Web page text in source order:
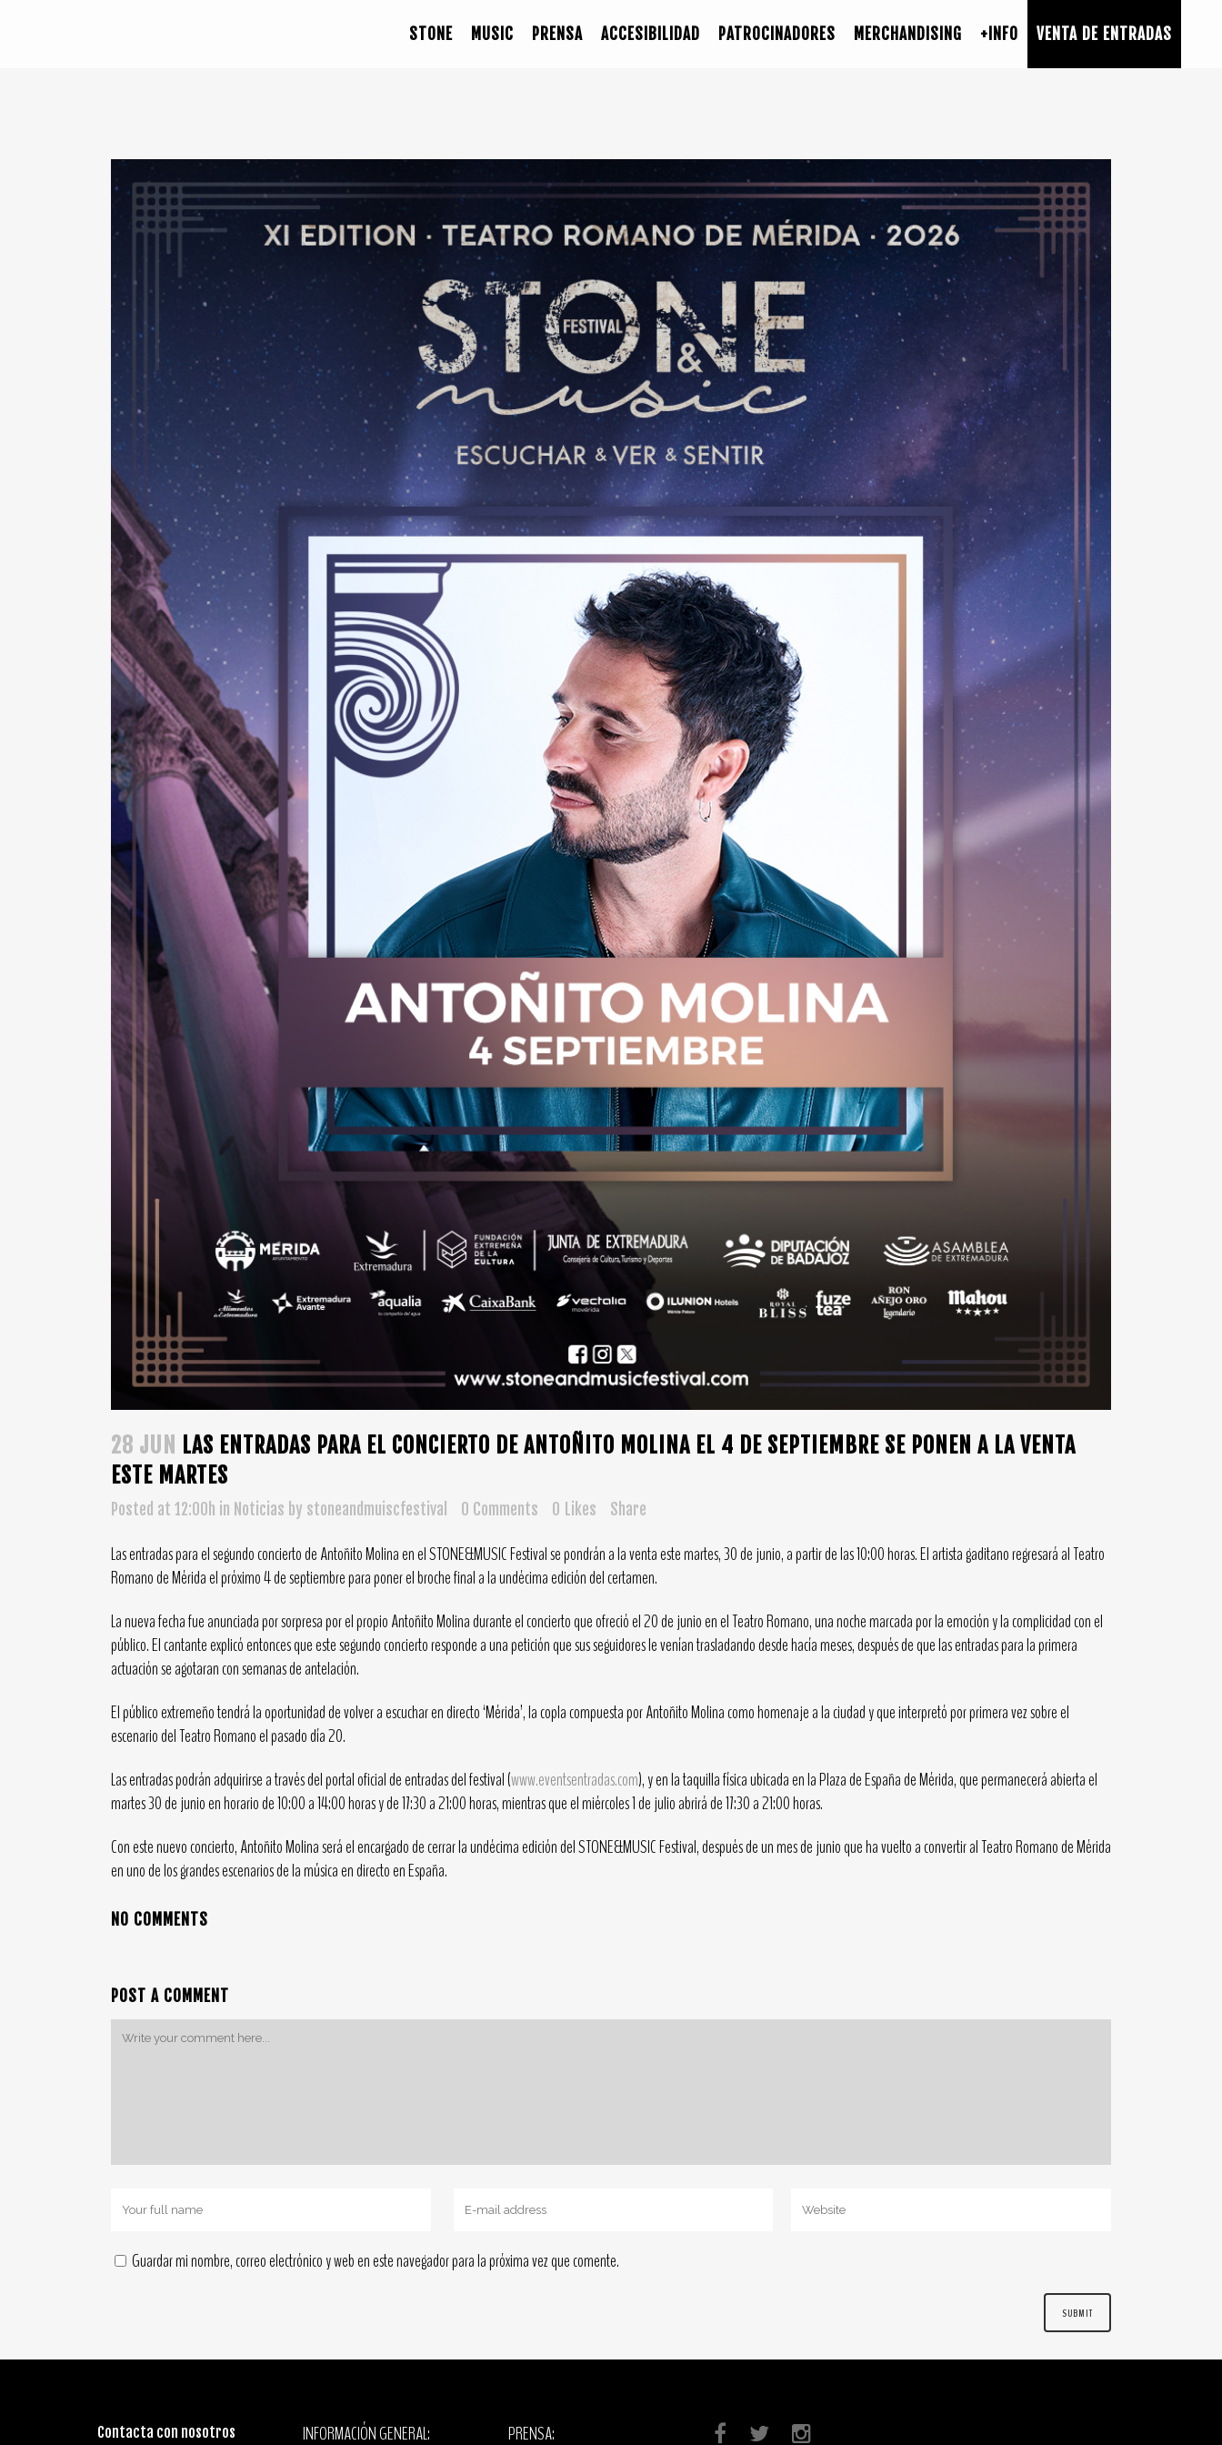
STONE MUSIC PRENSA ACCESIBILIDAD PATROCINADORES MERCHANDISING +INFO VENTA DE ENTRADAS
28 JUN LAS ENTRADAS PARA EL CONCIERTO DE ANTOÑITO MOLINA EL 4 DE SEPTIEMBRE SE PONEN A LA VENTA
ESTE MARTES
Posted at 12:00h in Noticias by stoneandmuiscfestival 0 Comments 0 Likes Share
Las entradas para el segundo concierto de Antoñito Molina en el STONE&MUSIC Festival se pondrán a la venta este martes, 30 de junio, a partir de las 10:00 horas. El artista gaditano regresará al Teatro
Romano de Mérida el próximo 4 de septiembre para poner el broche final a la undécima edición del certamen.
La nueva fecha fue anunciada por sorpresa por el propio Antoñito Molina durante el concierto que ofreció el 20 de junio en el Teatro Romano, una noche marcada por la emoción y la complicidad con el
público. El cantante explicó entonces que este segundo concierto responde a una petición que sus seguidores le venían trasladando desde hacía meses, después de que las entradas para la primera
actuación se agotaran con semanas de antelación.
El público extremeño tendrá la oportunidad de volver a escuchar en directo ‘Mérida’, la copla compuesta por Antoñito Molina como homenaje a la ciudad y que interpretó por primera vez sobre el
escenario del Teatro Romano el pasado día 20.
Las entradas podrán adquirirse a través del portal oficial de entradas del festival (www.eventsentradas.com), y en la taquilla física ubicada en la Plaza de España de Mérida, que permanecerá abierta el
martes 30 de junio en horario de 10:00 a 14:00 horas y de 17:30 a 21:00 horas, mientras que el miércoles 1 de julio abrirá de 17:30 a 21:00 horas.
Con este nuevo concierto, Antoñito Molina será el encargado de cerrar la undécima edición del STONE&MUSIC Festival, después de un mes de junio que ha vuelto a convertir al Teatro Romano de Mérida
en uno de los grandes escenarios de la música en directo en España.
NO COMMENTS
POST A COMMENT
Guardar mi nombre, correo electrónico y web en este navegador para la próxima vez que comente.
Contacta con nosotros INFORMACIÓN GENERAL: PRENSA: